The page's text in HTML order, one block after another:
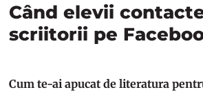
Când elevii
scriitorii pe
Cum te-ai apucat de literatura